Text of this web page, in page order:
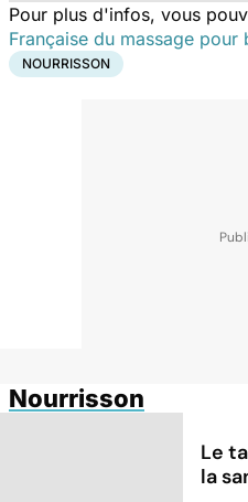
Pour plus d'infos, vous
Française du massage pour
NOURRISSON
Nourrisson
Le
la